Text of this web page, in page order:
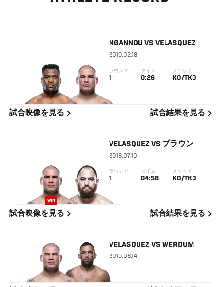
NGANNOU VS VELASQUEZ
2019.02.18
ラウンド
1
タイム
0:26
メソッド
KO/TKO
試合映像を見る 試合結果を見る
WIN
VELASQUEZ VS ブラウン
2016.07.10
ラウンド
1
タイム
04:58
メソッド
KO/TKO
試合映像を見る 試合結果を見る
VELASQUEZ VS WERDUM
2015.06.14